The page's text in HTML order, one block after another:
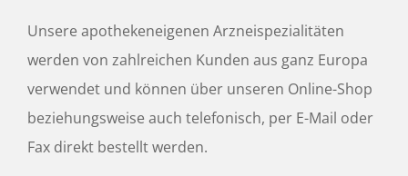
Unsere apothekeneigenen Arzneispezialitäten
werden von zahlreichen Kunden aus ganz Europa
verwendet und können über unseren Online-Shop
beziehungsweise auch telefonisch, per E-Mail oder
Fax direkt bestellt werden.